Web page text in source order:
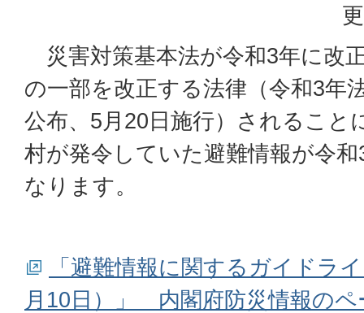
災害対策基本法が令和3年に改
の一部を改正する法律（令和3年
公布、5月20日施行）されること
村が発令していた避難情報が令
なります。
「避難情報に関するガイドラ
月10日）」 内閣府防災情報のペ